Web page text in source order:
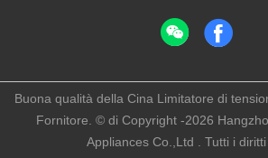
Buona qualità della Cina Limitatore di
Fornitore. © di Copyright -2026
Appliances Co.,Ltd . Tutti i